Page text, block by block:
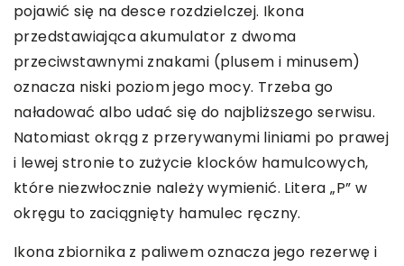
pojawić się na desce rozdzielczej. Ikona
przedstawiająca akumulator z dwoma
przeciwstawnymi znakami (plusem i minusem)
oznacza niski poziom jego mocy. Trzeba go
naładować albo udać się do najbliższego serwisu.
Natomiast okrąg z przerywanymi liniami po prawej
i lewej stronie to zużycie klocków hamulcowych,
które niezwłocznie należy wymienić. Litera „P” w
okręgu to zaciągnięty hamulec ręczny.
Ikona zbiornika z paliwem oznacza jego rezerwę i